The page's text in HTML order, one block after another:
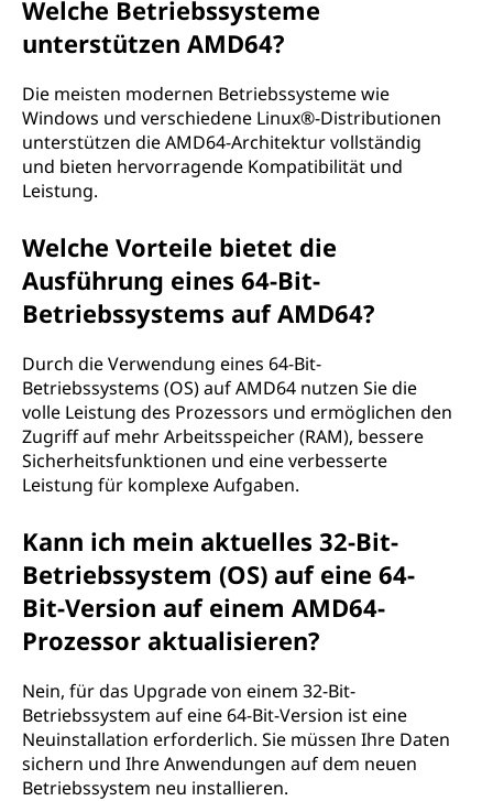
Welche Betriebssysteme
unterstützen AMD64?
Die meisten modernen Betriebssysteme wie
Windows und verschiedene Linux®-Distributionen
unterstützen die AMD64-Architektur vollständig
und bieten hervorragende Kompatibilität und
Leistung.
Welche Vorteile bietet die
Ausführung eines 64-Bit-
Betriebssystems auf AMD64?
Durch die Verwendung eines 64-Bit-
Betriebssystems (OS) auf AMD64 nutzen Sie die
volle Leistung des Prozessors und ermöglichen den
Zugriff auf mehr Arbeitsspeicher (RAM), bessere
Sicherheitsfunktionen und eine verbesserte
Leistung für komplexe Aufgaben.
Kann ich mein aktuelles 32-Bit-
Betriebssystem (OS) auf eine 64-
Bit-Version auf einem AMD64-
Prozessor aktualisieren?
Nein, für das Upgrade von einem 32-Bit-
Betriebssystem auf eine 64-Bit-Version ist eine
Neuinstallation erforderlich. Sie müssen Ihre Daten
sichern und Ihre Anwendungen auf dem neuen
Betriebssystem neu installieren.